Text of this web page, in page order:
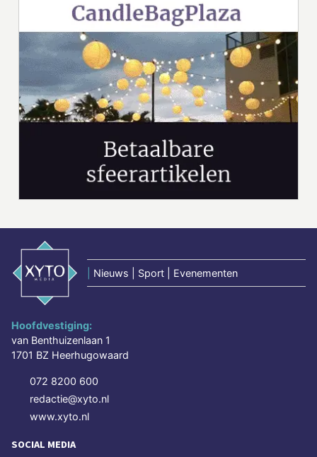
Nieuws | Sport | Evenementen
Hoofdvestiging:
van Benthuizenlaan 1
1701 BZ Heerhugowaard
072 8200 600
redactie@xyto.nl
www.xyto.nl
SOCIAL MEDIA